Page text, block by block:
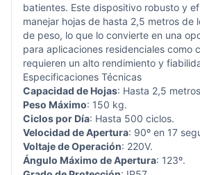
batientes. Este dispositivo robusto y
manejar hojas de hasta 2,5 metros de
de peso, lo que lo convierte en una
para aplicaciones residenciales como
requieren un alto rendimiento y
Especificaciones Técnicas
Capacidad de Hojas: Hasta 2,5
Peso Máximo: 150 kg.
Ciclos por Día: Hasta 500 ciclos.
Velocidad de Apertura: 90º en 17
Voltaje de Operación: 220V.
Ángulo Máximo de Apertura: 123º.